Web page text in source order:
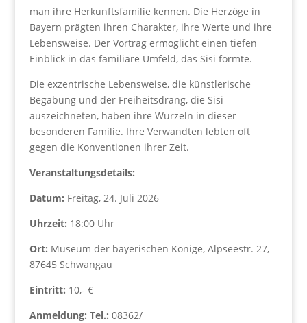
man ihre Herkunftsfamilie kennen. Die Herzöge in
Bayern prägten ihren Charakter, ihre Werte und ihre
Lebensweise. Der Vortrag ermöglicht einen tiefen
Einblick in das familiäre Umfeld, das Sisi formte.
Die exzentrische Lebensweise, die künstlerische
Begabung und der Freiheitsdrang, die Sisi
auszeichneten, haben ihre Wurzeln in dieser
besonderen Familie. Ihre Verwandten lebten oft
gegen die Konventionen ihrer Zeit.
Veranstaltungsdetails:
Datum: Freitag, 24. Juli 2026
Uhrzeit: 18:00 Uhr
Ort: Museum der bayerischen Könige, Alpseestr. 27,
87645 Schwangau
Eintritt: 10,- €
Anmeldung: Tel.: 08362/